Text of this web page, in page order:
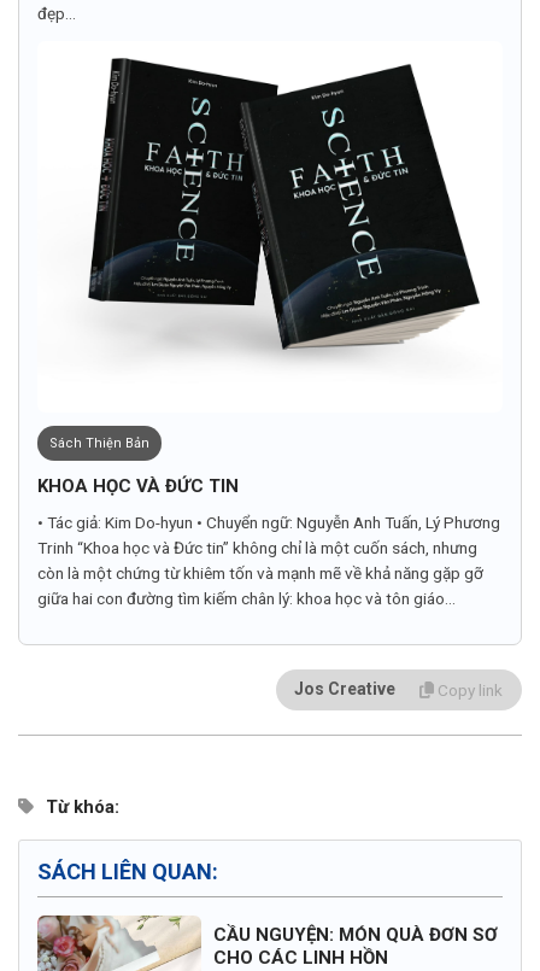
đẹp...
Sách Thiện Bản
KHOA HỌC VÀ ĐỨC TIN
• Tác giả: Kim Do-hyun • Chuyển ngữ: Nguyễn Anh Tuấn, Lý Phương
Trinh “Khoa học và Đức tin” không chỉ là một cuốn sách, nhưng
còn là một chứng từ khiêm tốn và mạnh mẽ về khả năng gặp gỡ
giữa hai con đường tìm kiếm chân lý: khoa học và tôn giáo...
Jos Creative Copy link
Từ khóa:
SÁCH LIÊN QUAN:
CẦU NGUYỆN: MÓN QUÀ ĐƠN SƠ
CHO CÁC LINH HỒN